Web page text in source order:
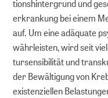
tionshintergrund und
erkrankung bei einem
auf. Um eine adäquate
währleisten, wird seit
tursensibilität und
der Bewältigung von
existenziellen